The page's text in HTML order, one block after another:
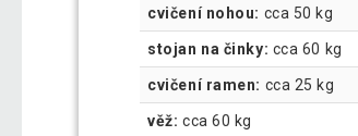
cvičení nohou: cca 50 kg
stojan na činky: cca 60 kg
cvičení ramen: cca 25 kg
věž: cca 60 kg